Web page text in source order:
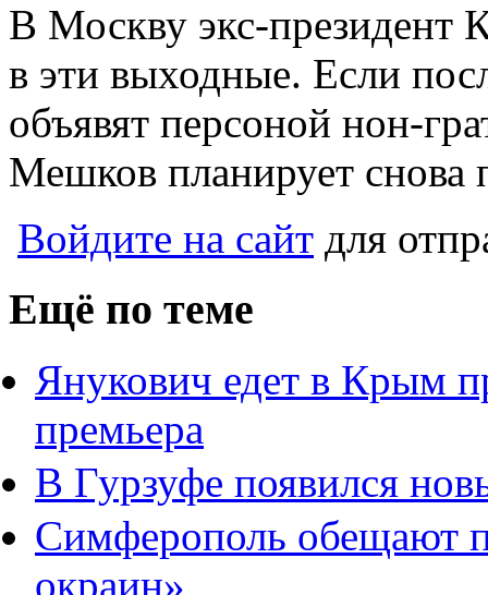
В Москву экс-президент
в эти выходные. Если
объявят персоной нон-
Мешков планирует снова
Войдите на сайт для
Ещё по теме
Янукович едет в Крым
премьера
В Гурзуфе появился
Симферополь обещают
окраин»